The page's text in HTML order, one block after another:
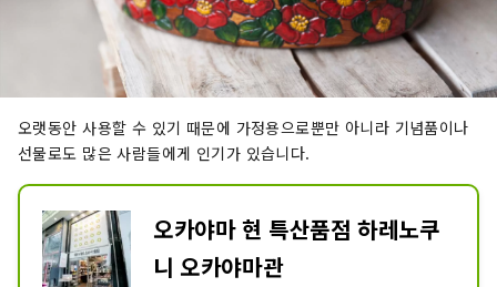
오랫동안 사용할 수 있기 때문에 가정용으로뿐만 아니라 기념품이나
선물로도 많은 사람들에게 인기가 있습니다.
오카야마 현 특산품점 하레노쿠
니 오카야마관